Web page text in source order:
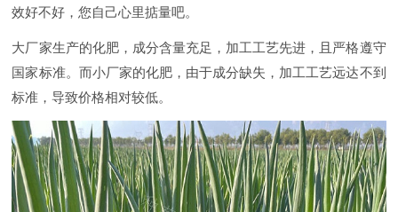
效好不好，您自己心里掂量吧。
大厂家生产的化肥，成分含量充足，加工工艺先进，且严格遵守
国家标准。而小厂家的化肥，由于成分缺失，加工工艺远达不到
标准，导致价格相对较低。